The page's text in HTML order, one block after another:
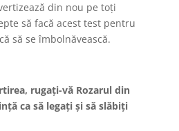
din nou pe toţi
să facă acest test pentru
să se îmbolnăvească.
rugaţi-vă Rozarul din
ca să legaţi şi să slăbiţi